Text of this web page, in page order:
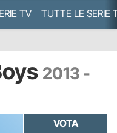
TV TUTTE LE SERIE
2013 -
VOTA